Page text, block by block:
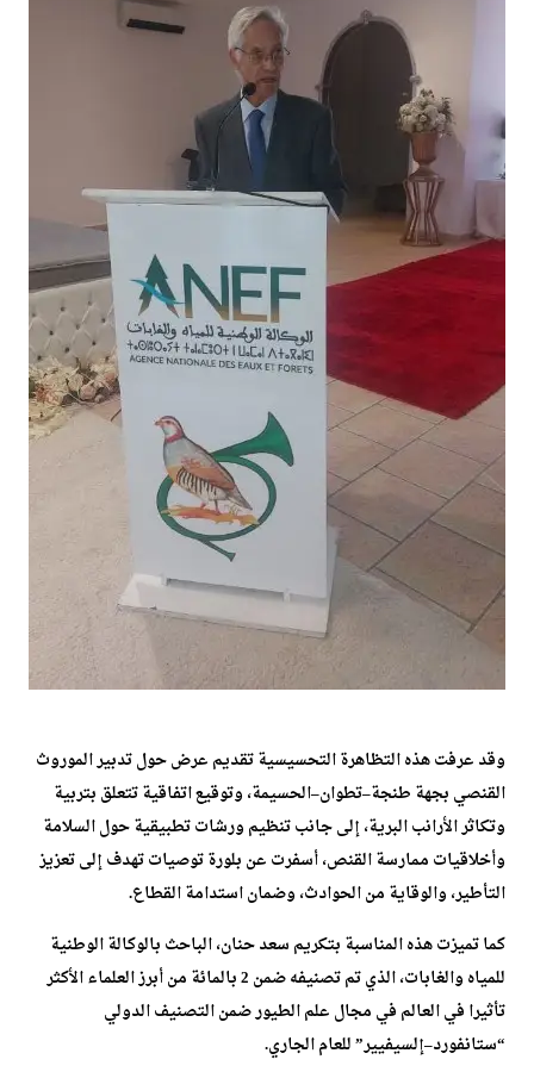
وقد عرفت هذه التظاهرة التحسيسية تقديم عرض حول تدبير الموروث
القنصي بجهة طنجة–تطوان–الحسيمة، وتوقيع اتفاقية تتعلق بتربية
وتكاثر الأرانب البرية، إلى جانب تنظيم ورشات تطبيقية حول السلامة
وأخلاقيات ممارسة القنص، أسفرت عن بلورة توصيات تهدف إلى تعزيز
التأطير، والوقاية من الحوادث، وضمان استدامة القطاع.
كما تميزت هذه المناسبة بتكريم سعد حنان، الباحث بالوكالة الوطنية
للمياه والغابات، الذي تم تصنيفه ضمن 2 بالمائة من أبرز العلماء الأكثر
تأثيرا في العالم في مجال علم الطيور ضمن التصنيف الدولي
“ستانفورد–إلسيفيير” للعام الجاري.